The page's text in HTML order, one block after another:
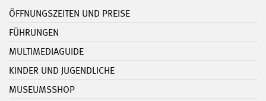
ÖFFNUNGSZEITEN UND PREISE
FÜHRUNGEN
MULTIMEDIAGUIDE
KINDER UND JUGENDLICHE
MUSEUMSSHOP